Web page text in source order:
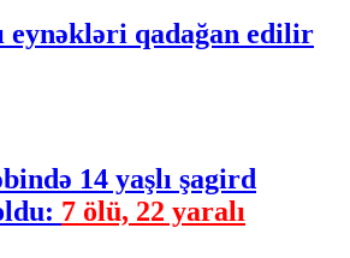
eynəkləri qadağan edilir
14 yaşlı şagird
7 ölü, 22 yaralı